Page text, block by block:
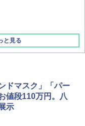
と見る
ドマスク」「パー
値段110万円。八
示